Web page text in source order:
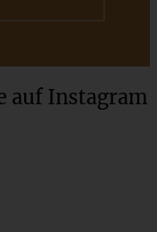
- knusprig,
auf Instagram